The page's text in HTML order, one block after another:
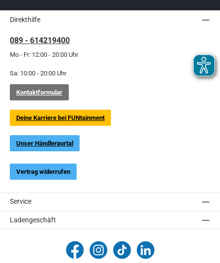
Direkthilfe
089 - 614219400
Mo - Fr: 12:00 - 20:00 Uhr
Sa: 10:00 - 20:00 Uhr
Kontaktformular
Deine Karriere bei FUNtainment
Unser Händlerportal
Vertrag widerrufen
Service
Ladengeschäft
FUNtainment Munich
funtainment_mucfuntainment_mucFUNtainment GmbH